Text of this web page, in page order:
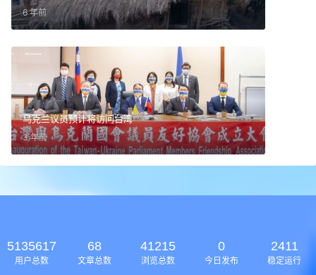
6 年前
乌克兰议员预计将访问台湾
3 年前
5135617
用户总数
68
文章总数
41215
浏览总数
0
今日发布
2411
稳定运行